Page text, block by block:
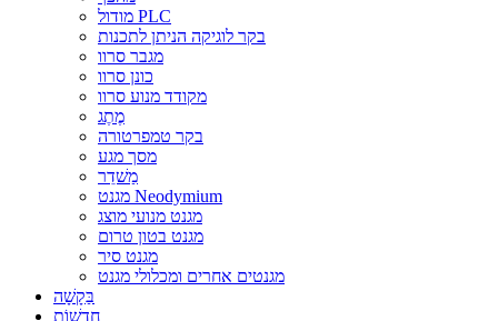
מודול PLC
בקר לוגיקה הניתן לתכנות
מגבר סרוו
כונן סרוו
מקודד מנוע סרוו
מֶתֶג
בקר טמפרטורה
מסך מגע
מַשׁדֵר
מגנט Neodymium
מגנט מנועי מוצג
מגנט בטון טרום
מגנט סיר
מגנטים אחרים ומכלולי מגנט
בַּקָשָׁה
חֲדָשׁוֹת